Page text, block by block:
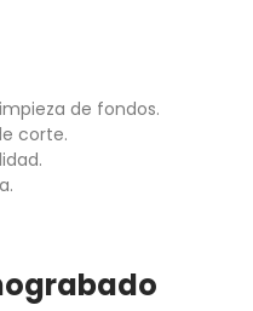
de fondos.
corte.